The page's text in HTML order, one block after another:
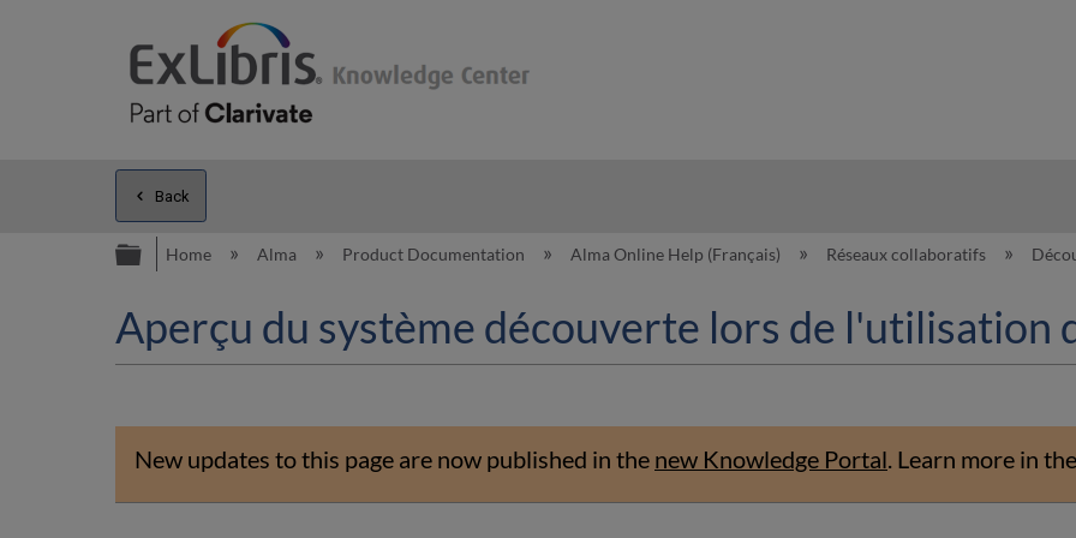
Back
Expand/collapse global hierarchy
Home Alma Product Documentation Alma Online Help (Français) Réseaux collaboratifs
Aperçu du système découverte lors de l'utilisation
New updates to this page are now published in the new Knowledge Portal. Learn more in the